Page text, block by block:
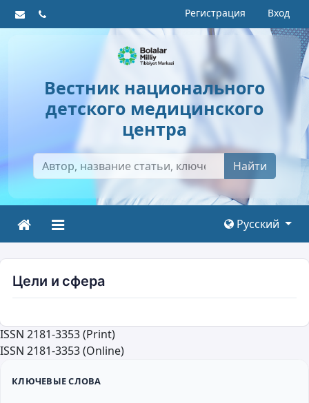
Регистрация Вход
Вестник национального
детского медицинского
центра
Найти
Русский
Цели и сфера
ISSN 2181-3353 (Print)
ISSN 2181-3353 (Online)
КЛЮЧЕВЫЕ СЛОВА